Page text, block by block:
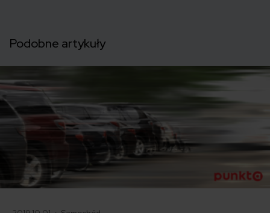
Podobne artykuły